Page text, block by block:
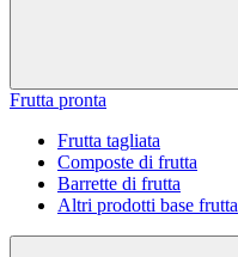
Frutta pronta
Frutta tagliata
Composte di frutta
Barrette di frutta
Altri prodotti base frutta